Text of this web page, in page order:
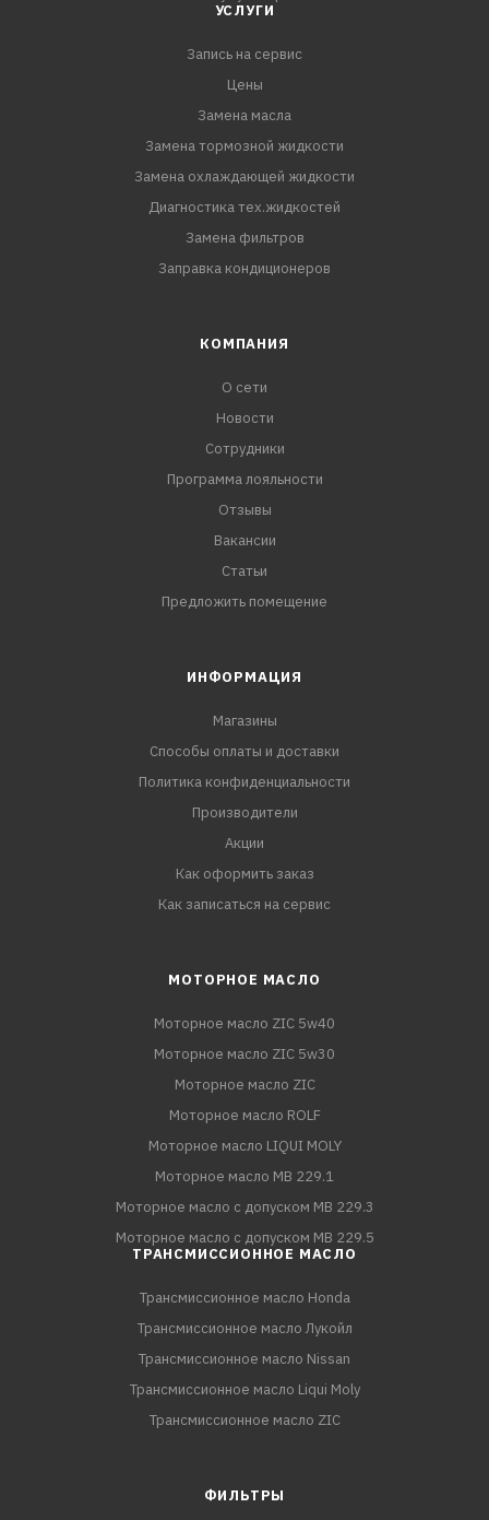
исключает возможность образования накипи и
продлевает срок службы системы охлаждения;
готов к применению.
УСЛУГИ
Запись на сервис
Цены
Замена масла
Замена тормозной жидкости
Замена охлаждающей жидкости
Диагностика тех.жидкостей
Замена фильтров
Заправка кондиционеров
КОМПАНИЯ
О сети
Новости
Сотрудники
Программа лояльности
Отзывы
Вакансии
Статьи
Предложить помещение
ИНФОРМАЦИЯ
Магазины
Способы оплаты и доставки
Политика конфиденциальности
Производители
Акции
Как оформить заказ
Как записаться на сервис
МОТОРНОЕ МАСЛО
Моторное масло ZIC 5w40
Моторное масло ZIC 5w30
Моторное масло ZIC
Моторное масло ROLF
Моторное масло LIQUI MOLY
Моторное масло MB 229.1
Моторное масло с допуском MB 229.3
Моторное масло с допуском MB 229.5
ТРАНСМИССИОННОЕ МАСЛО
Трансмиссионное масло Honda
Трансмиссионное масло Лукойл
Трансмиссионное масло Nissan
Трансмиссионное масло Liqui Moly
Трансмиссионное масло ZIC
ФИЛЬТРЫ